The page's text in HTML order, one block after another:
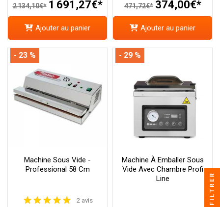
2 134,10€* 1 691,27€*
Ajouter au panier
471,72€* 374,00€*
Ajouter au panier
Machine Sous Vide -
Professional 58 Cm
2 avis
- 23 %
Machine À Emballer Sous
Vide Avec Chambre Profi
Line
- 29 %
FILTRER